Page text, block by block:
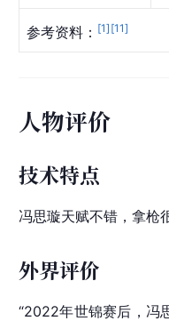
参考资料： [1] [11]
人物评价
技术特点
冯思璇天赋不错，拿枪
外界评价
“2022年世锦赛后，冯